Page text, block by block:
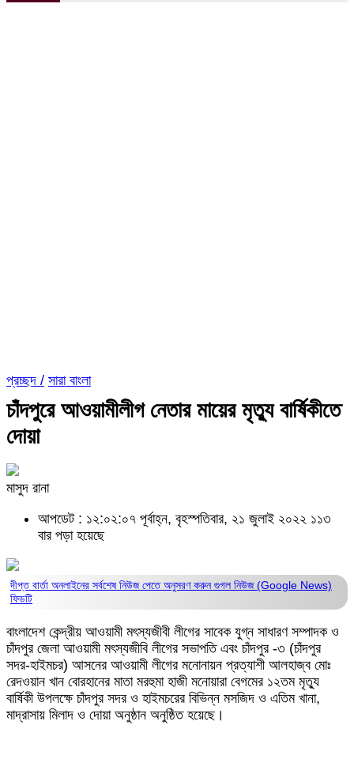
প্রচ্ছদ / সারা বাংলা
চাঁদপুরে আওয়ামীলীগ নেতার মায়ের মৃত্যু বার্ষিকীতে
দোয়া
মাসুদ রানা
আপডেট : ১২:০২:০৭ পূর্বাহ্ন, বৃহস্পতিবার, ২১ জুলাই ২০২২ ১১৩
বার পড়া হয়েছে
দীপ্ত বার্তা অনলাইনের সর্বশেষ নিউজ পেতে অনুসরণ করুনগুগল নিউজ (Google News)
ফিডটি
বাংলাদেশ কেন্দ্রীয় আওয়ামী মৎস্যজীবী লীগের সাবেক যুগ্ন সাধারণ সম্পাদক ও
চাঁদপুর জেলা আওয়ামী মৎস্যজীবি লীগের সভাপতি এবং চাঁদপুর -৩ (চাঁদপুর
সদর-হাইমচর) আসনের আওয়ামী লীগের মনোনায়ন প্রত্যাশী আলহাজ্ব মোঃ
রেদওয়ান খান বোরহানের মাতা মরহুমা হাজী মনোয়ারা বেগমের ১২তম মৃত্যু
বার্ষিকী উপলক্ষে চাঁদপুর সদর ও হাইমচরের বিভিন্ন মসজিদ ও এতিম খানা,
মাদ্রাসায় মিলাদ ও দোয়া অনুষ্ঠান অনুষ্ঠিত হয়েছে।